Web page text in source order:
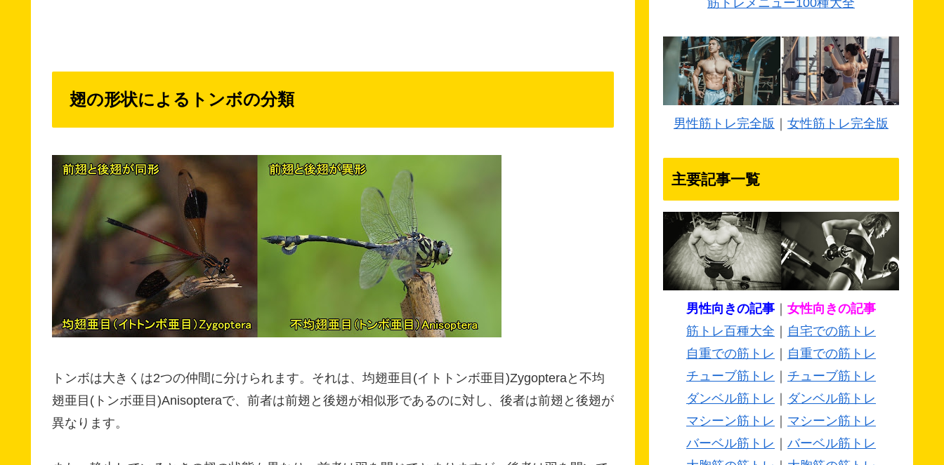
翅の形状によるトンボの分類
トンボは大きくは2つの仲間に分けられます。それは、均翅亜目(イトトンボ亜目)Zygopteraと不均
翅亜目(トンボ亜目)Anisopteraで、前者は前翅と後翅が相似形であるのに対し、後者は前翅と後翅が
異なります。
男性筋トレ完全版 女性筋トレ完全版
主要記事一覧
男性向きの記事 ｜ 女性向きの記事
筋トレ百種大全 ｜ 自宅での筋トレ
自重での筋トレ ｜ 自重での筋トレ
チューブ筋トレ ｜ チューブ筋トレ
ダンベル筋トレ ｜ ダンベル筋トレ
マシーン筋トレ ｜ マシーン筋トレ
バーベル筋トレ ｜ バーベル筋トレ